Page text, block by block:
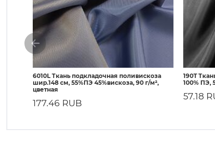
6010L Ткань подкладочная поливискоза
шир.148 см, 55%ПЭ 45%вискоза, 90 г/м²,
цветная
177.46 RUB
190T
100% ПЭ,
57.18